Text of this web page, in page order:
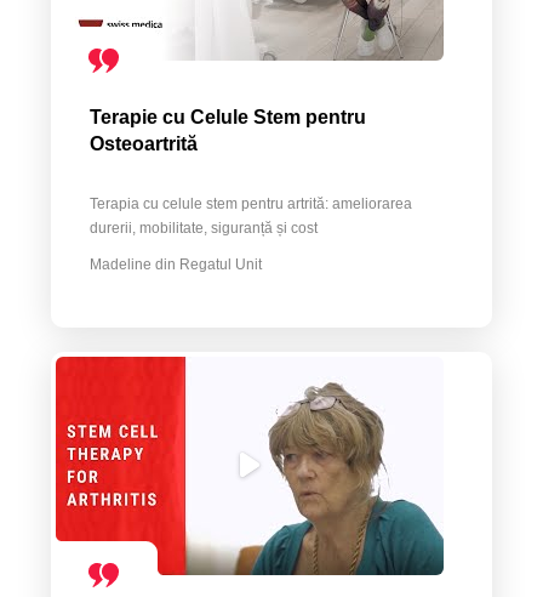
Terapie cu Celule Stem pentru
Osteoartrită
Terapia cu celule stem pentru artrită: ameliorarea
durerii, mobilitate, siguranță și cost
Madeline din Regatul Unit